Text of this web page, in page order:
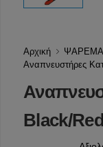
Αρχική ΨΑΡΕΜΑ
Αναπνευστήρες
Black/